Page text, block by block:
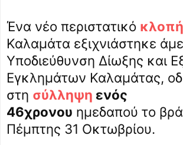
Ένα νέο περιστατικό
Καλαμάτα εξιχνιάστηκε
Υποδιεύθυνση Δίωξης και
Εγκλημάτων Καλαμάτας,
στη σύλληψη ενός
46χρονου ημεδαπού το
Πέμπτης 31 Οκτωβρίου.